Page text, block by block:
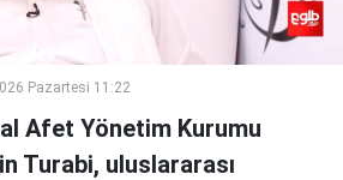
Pazartesi 11:22
Afet Yönetim Kurumu
Turabi, uluslararası